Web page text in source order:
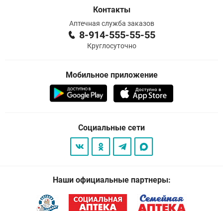
Контакты
Аптечная служба заказов
8-914-555-55-55
Круглосуточно
Мобильное приложение
Социальные сети
Наши официальные партнеры: